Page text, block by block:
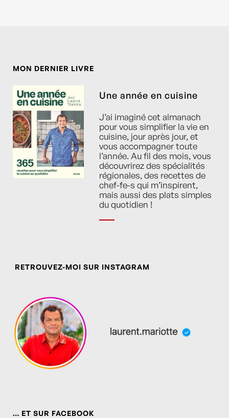
MON DERNIER LIVRE
Une année en cuisine
J’ai imaginé cet almanach
pour vous simplifier la vie en
cuisine, jour après jour, et
vous accompagner toute
l’année. Au fil des mois, vous
découvrirez des spécialités
régionales, des recettes de
chef-fe-s qui m’inspirent,
mais aussi des plats simples
du quotidien !
RETROUVEZ-MOI SUR INSTAGRAM
… ET SUR FACEBOOK